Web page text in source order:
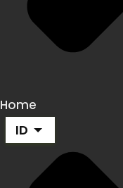
Home
ID